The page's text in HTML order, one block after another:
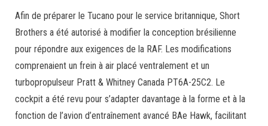
Afin de préparer le Tucano pour le service britannique, Short
Brothers a été autorisé à modifier la conception brésilienne
pour répondre aux exigences de la RAF. Les modifications
comprenaient un frein à air placé ventralement et un
turbopropulseur Pratt & Whitney Canada PT6A-25C2. Le
cockpit a été revu pour s’adapter davantage à la forme et à la
fonction de l’avion d’entraînement avancé BAe Hawk, facilitant